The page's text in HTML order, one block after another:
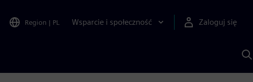
Region | PL Wsparcie i społeczność Zaloguj się